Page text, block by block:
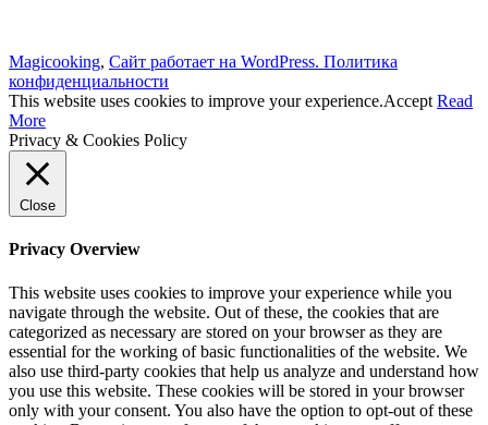
Magicooking, Сайт работает на WordPress. Политика
конфиденциальности
This website uses cookies to improve your experience.Accept Read
More
Privacy & Cookies Policy
Close
Privacy Overview
This website uses cookies to improve your experience while you
navigate through the website. Out of these, the cookies that are
categorized as necessary are stored on your browser as they are
essential for the working of basic functionalities of the website. We
also use third-party cookies that help us analyze and understand how
you use this website. These cookies will be stored in your browser
only with your consent. You also have the option to opt-out of these